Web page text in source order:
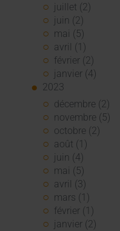
juillet (2)
juin (2)
mai (5)
avril (1)
février (2)
janvier (4)
2023
décembre (2)
novembre (5)
octobre (2)
août (1)
juin (4)
mai (5)
avril (3)
mars (1)
février (1)
janvier (2)